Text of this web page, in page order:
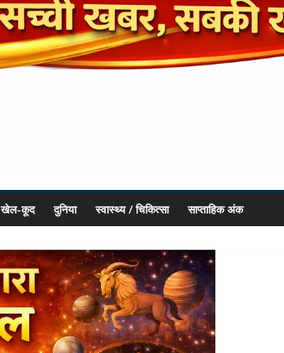
खेल-कूद दुनिया स्वास्थ्य / चिकित्सा साप्ताहिक अंक